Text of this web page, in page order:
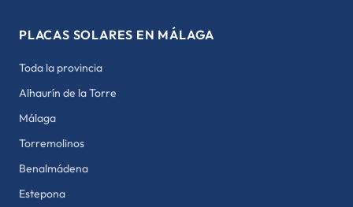
PLACAS SOLARES EN MÁLAGA
Toda la provincia
Alhaurín de la Torre
Málaga
Torremolinos
Benalmádena
Estepona